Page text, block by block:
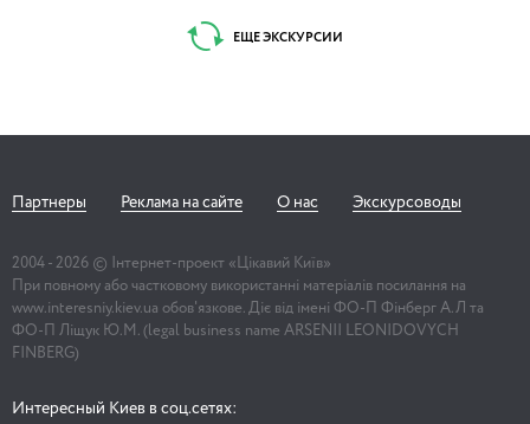
ЕЩЕ ЭКСКУРСИИ
Партнеры Реклама на сайте О нас Экскурсоводы
2004 - 2026 © Інтернет-проект «Цікавий Київ»
При повному або частковому використанні матеріалів посилання на
www.interesniy.kiev.ua обов'язкове. Діє від імені ФО-П Фінберг А.Л та
ФО-П Ліщук Ю.М. (legal business name ARSENII LEONIDOVYCH
FINBERG)
Интересный Киев в соц.сетях: